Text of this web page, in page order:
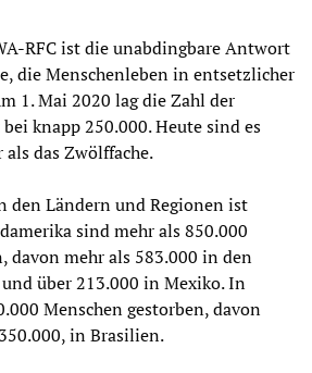
RFC ist die unabdingbare Antwort
die Menschenleben in entsetzlicher
1. Mai 2020 lag die Zahl der
knapp 250.000. Heute sind es
das Zwölffache.
den Ländern und Regionen ist
sind mehr als 850.000
davon mehr als 583.000 in den
über 213.000 in Mexiko. In
Menschen gestorben, davon
in Brasilien.